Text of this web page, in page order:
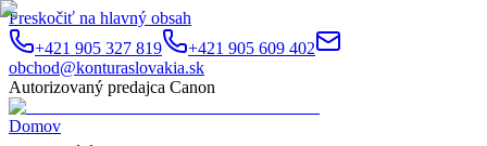
Preskočiť na hlavný obsah
+421 905 327 819
+421 905 609 402
obchod@konturaslovakia.sk
Autorizovaný predajca Canon
Domov